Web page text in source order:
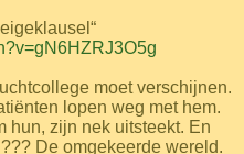
moet verschijnen.
lopen weg met hem.
hun, zijn nek uitsteekt. En
De omgekeerde wereld.